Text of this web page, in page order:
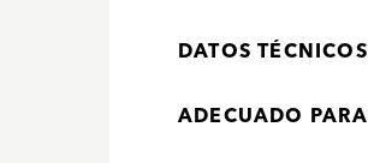
DATOS TÉCNICOS
ADECUADO PARA